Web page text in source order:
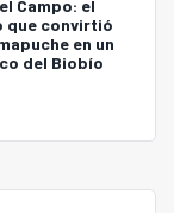
Campo: el
que convirtió
en un
del Biobío